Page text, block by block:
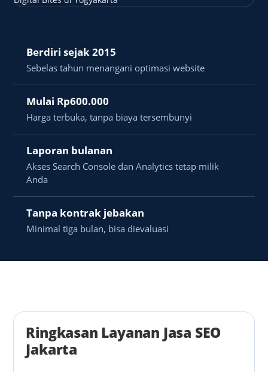
Berdiri sejak 2015
Sebelas tahun menangani optimasi website
Mulai Rp600.000
Harga terbuka, tanpa biaya tersembunyi
Laporan bulanan
Akses Search Console dan Analytics tetap milik
Anda
Tanpa kontrak jebakan
Minimal tiga bulan, bisa dievaluasi
Ringkasan Layanan Jasa SEO
Jakarta